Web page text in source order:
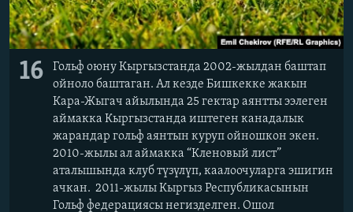
16
Гольф оюну Кыргызстанда 2002-жылдан баштап
ойноло баштаган. Ал кезде Бишкекке жакын
Кара-Жыгач айылында 25 гектар аянтты ээлеген
аймакка Кыргызстанда иштеген канадалык
жарандар гольф аянтын куруп ойношкон экен.
2010-жылы ал аймакка “Кленовый лист”
аталышында клуб түзүлүп, каалоочуларга эшигин
ачкан. 2011-жылы Кыргыз Республикасынын
Гольф федерациясы негизделген. Ошол